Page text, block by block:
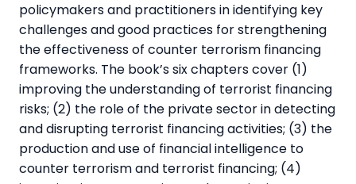
policymakers and practitioners in identifying key
challenges and good practices for strengthening
the effectiveness of counter terrorism financing
frameworks. The book’s six chapters cover (1)
improving the understanding of terrorist financing
risks; (2) the role of the private sector in detecting
and disrupting terrorist financing activities; (3) the
production and use of financial intelligence to
counter terrorism and terrorist financing; (4)